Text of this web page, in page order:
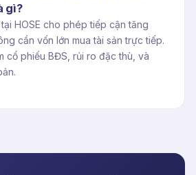
gì?
HOSE cho phép tiếp cận tăng
cần vốn lớn mua tài sản trực tiếp.
cổ phiếu BĐS, rủi ro đặc thù, và